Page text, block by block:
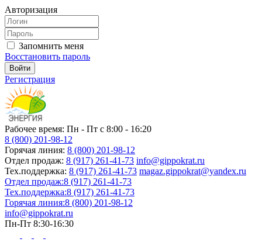
Авторизация
Запомнить меня
Восстановить пароль
Регистрация
Рабочее время: Пн - Пт с 8:00 - 16:20
8 (800) 201-98-12
Горячая линия: 8 (800) 201-98-12
Отдел продаж: 8 (917) 261-41-73 info@gippokrat.ru
Тех.поддержка: 8 (917) 261-41-73 magaz.gippokrat@yandex.ru
Отдел продаж:8 (917) 261-41-73
Тех.поддержка:8 (917) 261-41-73
Горячая линия:8 (800) 201-98-12
info@gippokrat.ru
Пн-Пт 8:30-16:30